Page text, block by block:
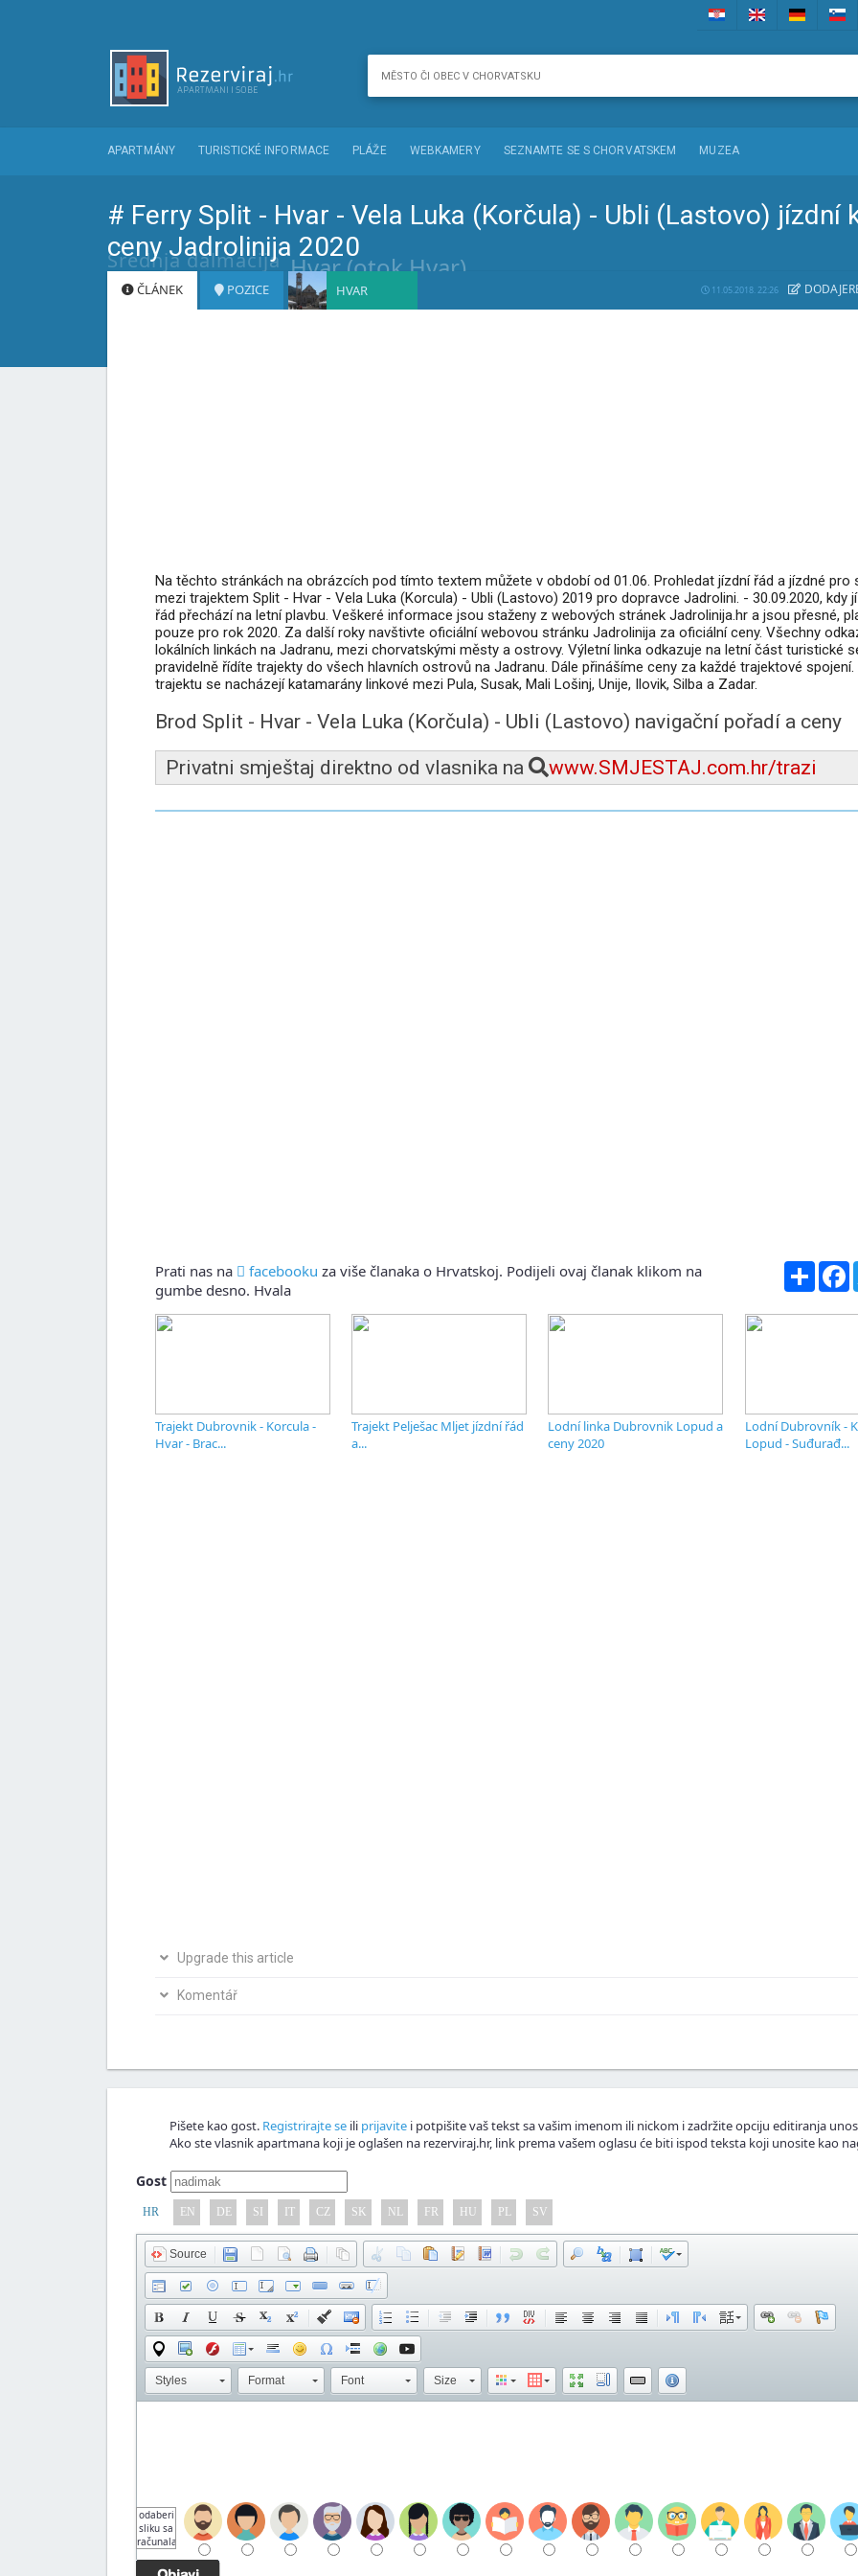
APARTMÁNY TURISTICKÉ INFORMACE PLÁŽE WEBKAMERY SEZNAMTE SE S CHORVATSKEM MUZEA
# Ferry Split - Hvar - Vela Luka (Korčula) - Ubli (Lastovo) jízdní
ceny Jadrolinija 2020
Srednja dalmacija Hvar (otok Hvar)
ČLÁNEK POZICE HVAR 11.05.2018. 22:26 DODAJE
Na těchto stránkách na obrázcích pod tímto textem můžete v období od 01.06. Prohledat jízdní řád a jízdné pro
mezi trajektem Split - Hvar - Vela Luka (Korcula) - Ubli (Lastovo) 2019 pro dopravce Jadrolini. - 30.09.2020, kdy
řád přechází na letní plavbu. Veškeré informace jsou staženy z webových stránek Jadrolinija.hr a jsou přesné,
pouze pro rok 2020. Za další roky navštivte oficiální webovou stránku Jadrolinija za oficiální ceny. Všechny
lokálních linkách na Jadranu, mezi chorvatskými městy a ostrovy. Výletní linka odkazuje na letní část turistické
pravidelně řídíte trajekty do všech hlavních ostrovů na Jadranu. Dále přinášíme ceny za každé trajektové spojení.
trajektu se nacházejí katamarány linkové mezi Pula, Susak, Mali Lošinj, Unije, Ilovik, Silba a Zadar.
Brod Split - Hvar - Vela Luka (Korčula) - Ubli (Lastovo) navigační pořadí a ceny
Privatni smještaj direktno od vlasnika na
www.SMJESTAJ.com.hr/trazi
Prati nas na facebooku za više članaka o Hrvatskoj. Podijeli ovaj članak klikom na
gumbe desno. Hvala
Share
Trajekt Dubrovnik - Korcula -
Hvar - Brac...
Trajekt Pelješac Mljet jízdní řád
a...
Lodní linka Dubrovnik Lopud a
ceny 2020
Lodní Dubrovník -
Lopud - Suđurađ...
Upgrade this article
Bio si na ovom mjestu? Podijeli s nama svoja iskustva ili fotografije.
Komentář
Pišete kao gost. Registrirajte se ili prijavite i potpišite vaš tekst sa vašim imenom ili nickom i zadržite opciju editiranja
Ako ste vlasnik apartmana koji je oglašen na rezerviraj.hr, link prema vašem oglasu će biti ispod teksta koji unosite kao
Gost
HR EN DE SI IT CZ SK NL FR HU PL SV
Source
Styles Format Font Size
odaberi
sliku sa
računala